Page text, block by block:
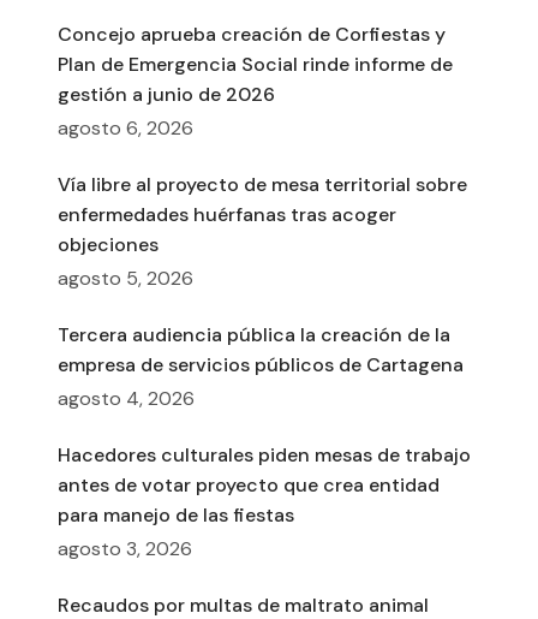
Concejo aprueba creación de Corfiestas y
Plan de Emergencia Social rinde informe de
gestión a junio de 2026
agosto 6, 2026
Vía libre al proyecto de mesa territorial sobre
enfermedades huérfanas tras acoger
objeciones
agosto 5, 2026
Tercera audiencia pública la creación de la
empresa de servicios públicos de Cartagena
agosto 4, 2026
Hacedores culturales piden mesas de trabajo
antes de votar proyecto que crea entidad
para manejo de las fiestas
agosto 3, 2026
Recaudos por multas de maltrato animal